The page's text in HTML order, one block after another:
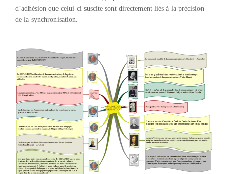
d’adhésion que celui-ci suscite sont directement liés à la précision
de la synchronisation.